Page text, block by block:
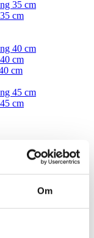
Om
35 cm
cm
40 cm
cm
cm
45 cm
cm